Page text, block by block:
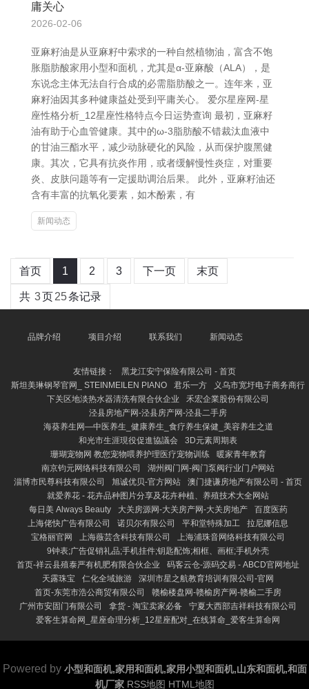
庸关心
2026-02-06
亚麻籽油是从亚麻籽中索求的一种自然植物油，富含不饱
胀脂肪酸家用小型和面机，尤其是α-亚麻酸（ALA），是
东说念主体无法自行合成的必需脂肪酸之一。连年来，亚
麻籽油因其多种健康益处受到平庸关心。 爱尔星座网-星
座性格分析_12星座性格特点今日运势查询 最初，亚麻籽
油有助于心血管健康。其中的ω-3脂肪酸不错裁汰血液中
的甘油三酯水平，减少动脉硬化的风险，从而保护腹黑健
康。其次，它具有抗炎作用，或者缓解慢性炎症，对重要
炎、皮肤问题等有一定援助调治后果。 此外，亚麻籽油还
含有丰富的抗氧化要素，如木酚素，有
新闻动态
首页 1 2 3 下一页 末页
共 3页25条记录
品牌介绍 项目介绍 联系我们 新闻动态
友情链接：
黑龙江安宁保险有限公司 - 首页
斯坦美琳钢琴官网_ STEINMEILEN PIANO
君乐一方
义乌市宽圩电子商务商行
下关区地淡热水器清洗有限合伙企业
禾宏企業股份有限公司
泾县房地产网-泾县房产网-泾县二手房
海葵养生网—中医养生_健康养生_食疗养生保健_美容养生之道
和光市生涯現役促進協議会
3D元素周期表
珊瑚宠物网 教您宠物喂养护理医疗宠物训练
暖家青年教育
南京钧元网络科技有限公司
湖州阀门网-阀门泵阀行业门户网站
淄博市民尊科技有限公司
旭诚优贝-官方网站
澳门捷谦房地产有限公司 - 首页
就爱养花 - 花卉品种图片分享及花卉种植、养殖技术大全网站
每日美 Always Beauty
大关房源网-大关房产网-大关房地产
百度医药
上海佬快广告有限公司
诺贝尔有限公司 平和堂特殊加工
拉尼娜信息
宝格丽官网
上海薇芸含科技有限公司
上海浦珠音网络科技有限公司
9钟表;广告促销礼品;手机挂件;钥匙配饰;相框、画框;手机外壳
首页-祥云县殖泰严有机肥有限合伙企业
码客云仓-源码交易 - ABCD官网地址
天露珠宝
仁化全域旅游
深圳市星之航教育培训有限公司-官网
首页-东莞市浩公商贸有限公司
赣榆楼盘网-赣榆房产网-赣榆二手房
广州市安固门有限公司
拿货 - 淘宝卖家必备
宁夏大西部吉祥科技有限公司
爱客生算命网_星座命理分析_12星座配对_在线算命_爱客生算命网
Powered by 小型和面机,家用和面机,家用小型和面机,山东和面机,和面
机厂家 RSS地图 HTML地图